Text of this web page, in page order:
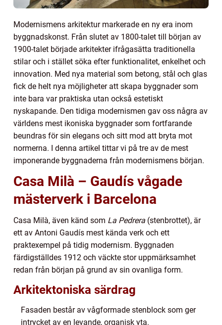
Modernismens arkitektur markerade en ny era inom
byggnadskonst. Från slutet av 1800-talet till början av
1900-talet började arkitekter ifrågasätta traditionella
stilar och i stället söka efter funktionalitet, enkelhet och
innovation. Med nya material som betong, stål och glas
fick de helt nya möjligheter att skapa byggnader som
inte bara var praktiska utan också estetiskt
nyskapande. Den tidiga modernismen gav oss några av
världens mest ikoniska byggnader som fortfarande
beundras för sin elegans och sitt mod att bryta mot
normerna. I denna artikel tittar vi på tre av de mest
imponerande byggnaderna från modernismens början.
Casa Milà – Gaudís vågade
mästerverk i Barcelona
Casa Milà, även känd som La Pedrera (stenbrottet), är
ett av Antoni Gaudís mest kända verk och ett
praktexempel på tidig modernism. Byggnaden
färdigställdes 1912 och väckte stor uppmärksamhet
redan från början på grund av sin ovanliga form.
Arkitektoniska särdrag
Fasaden består av vågformade stenblock som ger
intrycket av en levande, organisk yta.